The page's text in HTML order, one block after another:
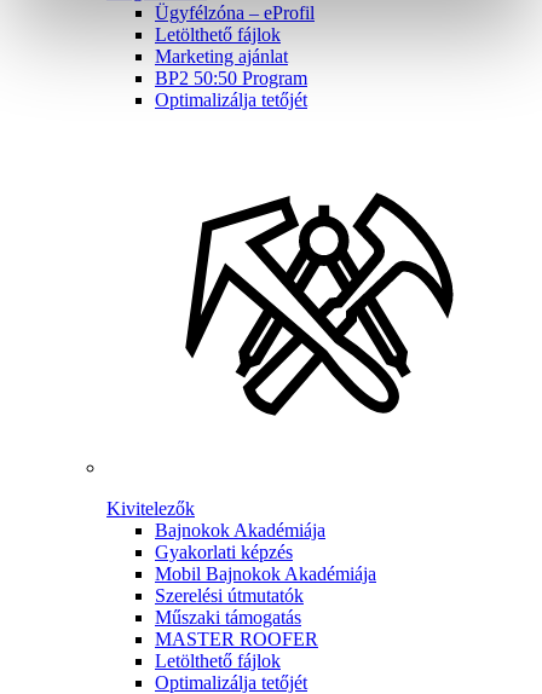
Ügyfélzóna – eProfil
Letölthető fájlok
Marketing ajánlat
BP2 50:50 Program
Optimalizálja tetőjét
Kivitelezők
Bajnokok Akadémiája
Gyakorlati képzés
Mobil Bajnokok Akadémiája
Szerelési útmutatók
Műszaki támogatás
MASTER ROOFER
Letölthető fájlok
Optimalizálja tetőjét